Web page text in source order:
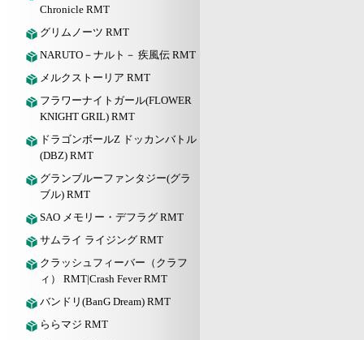
Chronicle RMT
グリムノーツ RMT
NARUTO－ナルト－ 疾風伝 RMT
メルクストーリア RMT
フラワーナイトガール(FLOWER
KNIGHT GRIL) RMT
ドラゴンボールZ ドッカンバトル
(DBZ) RMT
グランブルーファンタジー(グラ
ブル) RMT
SAO メモリー・デフラグ RMT
サムライ ライジング RMT
クラッシュフィーバー（クラフ
ィ） RMT|Crash Fever RMT
バンドリ(BanG Dream) RMT
ららマジ RMT